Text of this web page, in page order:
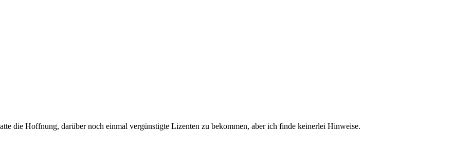
die Hoffnung, darüber noch einmal vergünstigte Lizenten zu bekommen, aber ich finde keinerlei Hinweise.